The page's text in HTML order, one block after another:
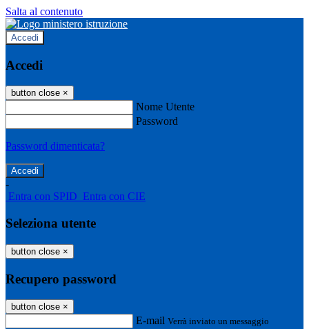
Salta al contenuto
Accedi
Accedi
button close ×
Nome Utente
Password
Password dimenticata?
-
Entra con SPID Entra con CIE
Seleziona utente
button close ×
Recupero password
button close ×
E-mail Verrà inviato un messaggio